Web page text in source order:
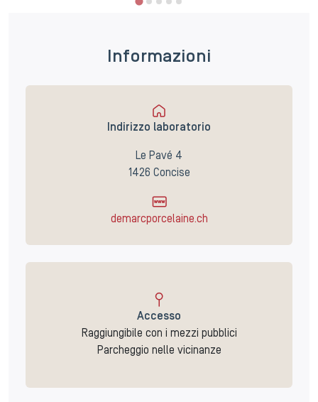
Informazioni
Indirizzo laboratorio
Le Pavé 4
1426 Concise
demarcporcelaine.ch
Accesso
Raggiungibile con i mezzi pubblici
Parcheggio nelle vicinanze